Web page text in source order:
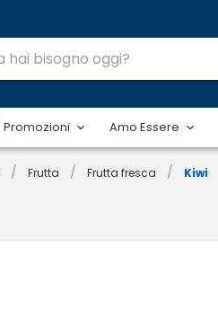
Promozioni Amo Essere
/ Frutta / Frutta fresca / Kiwi